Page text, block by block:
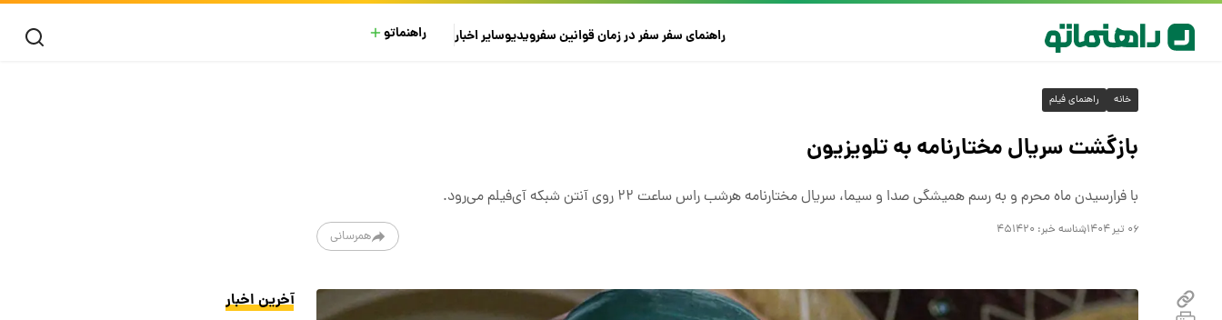
راهنمای سفرسفر در زمانقوانین سفرویدیوسایراخبار راهنماتو
خانه راهنمای فیلم
بازگشت سریال مختارنامه به تلویزیون
با فرارسیدن ماه محرم و به رسم همیشگی صدا و سیما، سریال مختارنامه هرشب راس ساعت ۲۲ روی آنتن شبکه آی‌فیلم می‌رود.
۰۶ تیر ۱۴۰۴ شناسه خبر: ۴۵۱۴۲۰ همرسانی
آخرین اخبار